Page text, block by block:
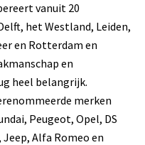
vanuit 20
het Westland, Leiden,
en Rotterdam en
en
heel belangrijk.
merken
Peugeot, Opel, DS
Alfa Romeo en